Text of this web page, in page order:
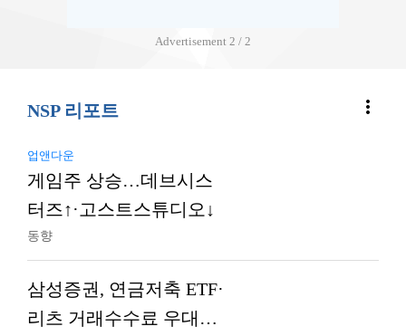
Advertisement 2 / 2
NSP 리포트 more_vert
업앤다운
게임주 상승…데브시스
터즈↑·고스트스튜디오↓
동향
삼성증권, 연금저축 ETF·
리츠 거래수수료 우대…